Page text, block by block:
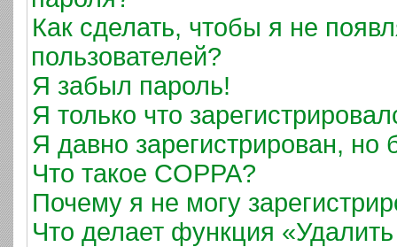
Как сделать, чтобы я не
пользователей?
Я забыл пароль!
Я только что
Я давно зарегистрирован, но
Что такое COPPA?
Почему я не могу
Что делает функция